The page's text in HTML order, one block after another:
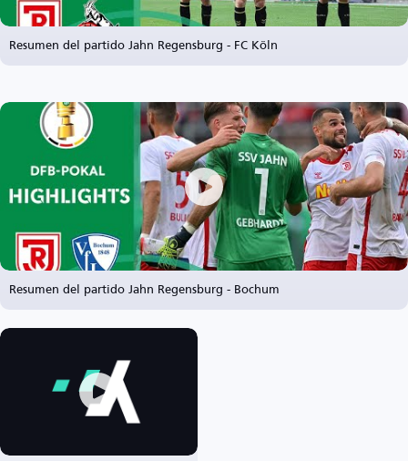
Resumen del partido Jahn Regensburg - FC Köln
Resumen del partido Jahn Regensburg - Bochum